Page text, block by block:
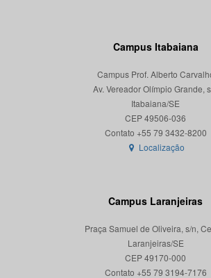
Campus Itabaiana
Campus Prof. Alberto
Av. Vereador Olímpio Grande,
Itabaiana/SE
CEP 49506-036
Localização
Campus Laranjeiras
Praça Samuel de Oliveira, s/n,
Laranjeiras/SE
CEP 49170-000